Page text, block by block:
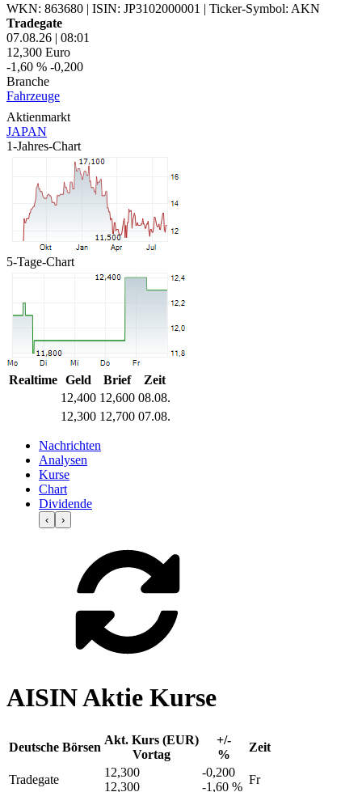
WKN: 863680 | ISIN: JP3102000001 | Ticker-Symbol: AKN
Tradegate
07.08.26 | 08:01
12,300 Euro
-1,60 % -0,200
Branche
Fahrzeuge
Aktienmarkt
JAPAN
1-Jahres-Chart
5-Tage-Chart
Realtime Geld Brief
Zeit
12,400 12,600 08.08.
12,300 12,700 07.08.
Nachrichten
Analysen
Kurse
Chart
Dividende
‹ ›
AISIN Aktie Kurse
Deutsche Börsen
Akt. Kurs (EUR)
Vortag
+/-
%
Zeit
Tradegate
12,300
12,300
-0,200
-1,60 %
Fr